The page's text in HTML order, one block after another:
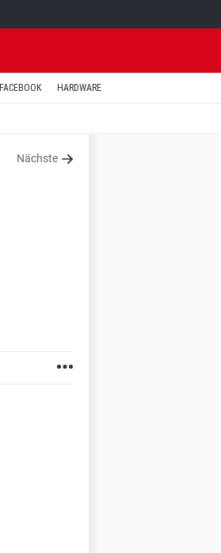
FACEBOOK HARDWARE
Nächste